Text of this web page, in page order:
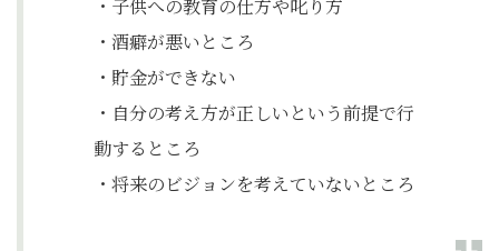
・子供への教育の仕方や叱り方
・酒癖が悪いところ
・貯金ができない
・自分の考え方が正しいという前提で行
動するところ
・将来のビジョンを考えていないところ